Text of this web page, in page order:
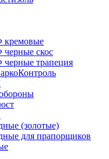
скос
трапеция
(золотые)
для прапорщиков